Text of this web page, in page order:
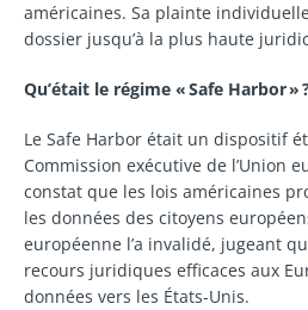
américaines. Sa plainte
dossier jusqu’à la plus haute
Qu’était le régime « Safe Harbor »
Le Safe Harbor était un dispositif
Commission exécutive de l’Union
constat que les lois américaines
les données des citoyens
européenne l’a invalidé, jugeant
recours juridiques efficaces aux
données vers les États-Unis.